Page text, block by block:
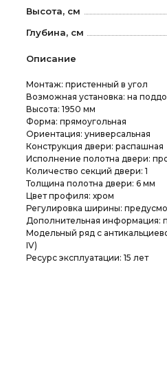
Высота, см
Глубина, см
Описание
Монтаж: пристенный в угол
Возможная установка: на
Высота: 1950 мм
Форма: прямоугольная
Ориентация: универсальная
Конструкция двери: распашная
Исполнение полотна двери:
Количество секций двери: 1
Толщина полотна двери: 6 мм
Цвет профиля: хром
Регулировка ширины:
Дополнительная информация:
Модельный ряд с
IV)
Ресурс эксплуатации: 15 лет